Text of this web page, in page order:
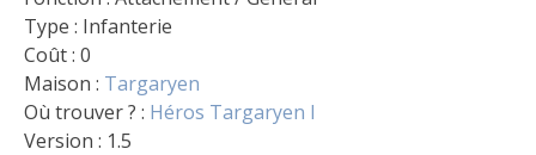
Type : Infanterie
Coût : 0
Maison : Targaryen
Où trouver ? : Héros Targaryen I
Version : 1.5